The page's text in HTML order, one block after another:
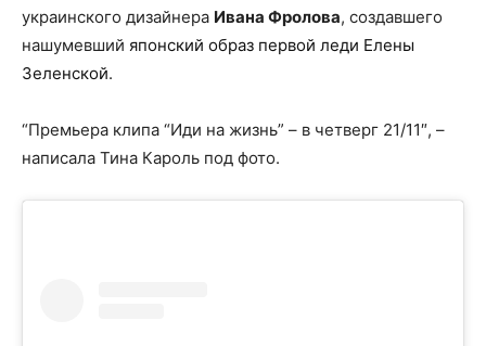
украинского дизайнера Ивана Фролова, создавшего
нашумевший японский образ первой леди Елены
Зеленской.
“Премьера клипа “Иди на жизнь” – в четверг 21/11″, –
написала Тина Кароль под фото.